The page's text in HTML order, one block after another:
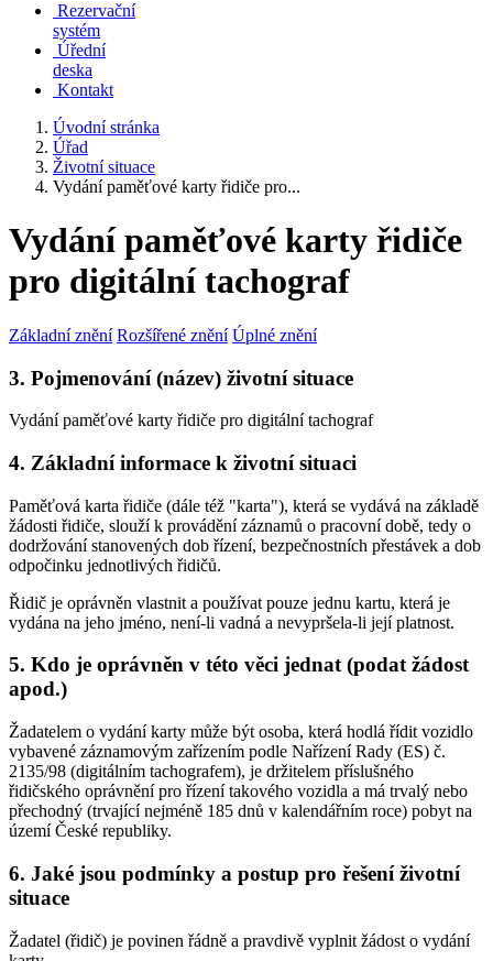
Rezervační
systém
Úřední
deska
Kontakt
Úvodní stránka
Úřad
Životní situace
Vydání paměťové karty řidiče pro...
Vydání paměťové karty řidiče
pro digitální tachograf
Základní znění Rozšířené znění Úplné znění
3. Pojmenování (název) životní situace
Vydání paměťové karty řidiče pro digitální tachograf
4. Základní informace k životní situaci
Paměťová karta řidiče (dále též "karta"), která se vydává na základě
žádosti řidiče, slouží k provádění záznamů o pracovní době, tedy o
dodržování stanovených dob řízení, bezpečnostních přestávek a dob
odpočinku jednotlivých řidičů.
Řidič je oprávněn vlastnit a používat pouze jednu kartu, která je
vydána na jeho jméno, není-li vadná a nevypršela-li její platnost.
5. Kdo je oprávněn v této věci jednat (podat žádost
apod.)
Žadatelem o vydání karty může být osoba, která hodlá řídit vozidlo
vybavené záznamovým zařízením podle Nařízení Rady (ES) č.
2135/98 (digitálním tachografem), je držitelem příslušného
řidičského oprávnění pro řízení takového vozidla a má trvalý nebo
přechodný (trvající nejméně 185 dnů v kalendářním roce) pobyt na
území České republiky.
6. Jaké jsou podmínky a postup pro řešení životní
situace
Žadatel (řidič) je povinen řádně a pravdivě vyplnit žádost o vydání